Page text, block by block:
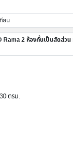
ยน
Rama 2 ห้องกั้นเป็นสัดส่ว
ตรม.